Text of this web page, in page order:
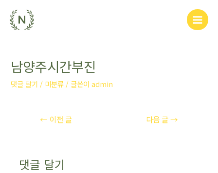
남양주시간부진
댓글 달기 / 미분류 / 글쓴이admin
← 이전 글 다음 글→
댓글 달기